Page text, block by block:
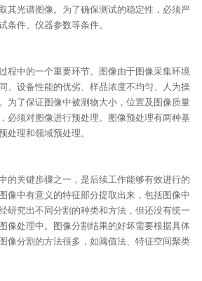
其光谱图像。为了确保测试的稳定性，必须严
条件、仪器参数等条件。
程中的一个重要环节。图像由于图像采集环境
、设备性能的优劣、样品浓度不均匀、人为操
为了保证图像中被测物大小，位置及图像质量
必须对图像进行预处理。图像预处理有两种基
处理和领域预处理。
的关键步骤之一，是后续工作能够有效进行的
像中有意义的特征部分提取出来，包括图像中
研究出不同分割的种类和方法，但还没有统一
像处理中。图像分割结果的好坏需要根据具体
像分割的方法很多，如阈值法、特征空间聚类